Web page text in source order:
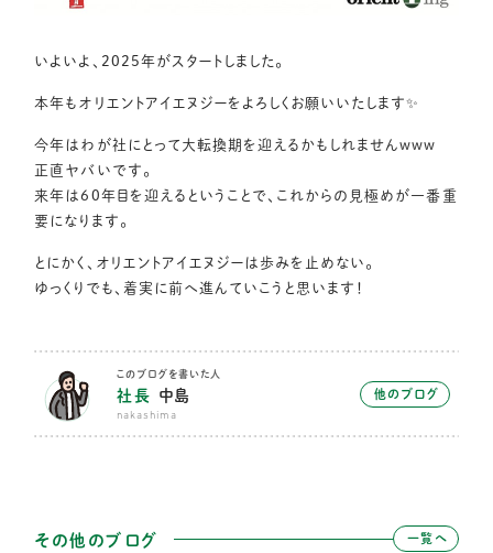
いよいよ、2025年がスタートしました。
本年もオリエントアイエヌジーをよろしくお願いいたします✨
今年はわが社にとって大転換期を迎えるかもしれませんwww
正直ヤバいです。
来年は60年目を迎えるということで、これからの見極めが一番重
要になります。
とにかく、オリエントアイエヌジーは歩みを止めない。
ゆっくりでも、着実に前へ進んていこうと思います！
このブログを書いた人
社長 中島
nakashima
他のブログ
その他のブログ 一覧へ